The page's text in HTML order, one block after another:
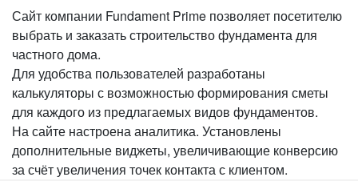
Сайт компании Fundament Prime позволяет посетителю
выбрать и заказать строительство фундамента для
частного дома.
Для удобства пользователей разработаны
калькуляторы с возможностью формирования сметы
для каждого из предлагаемых видов фундаментов.
На сайте настроена аналитика. Установлены
дополнительные виджеты, увеличивающие конверсию
за счёт увеличения точек контакта с клиентом.